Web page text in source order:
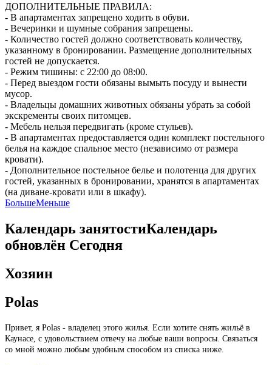
ДОПОЛНИТЕЛЬНЫЕ ПРАВИЛА:
- В апартаментах запрещено ходить в обуви.
- Вечеринки и шумные собрания запрещены.
- Количество гостей должно соответствовать количеству,
указанному в бронировании. Размещение дополнительных
гостей не допускается.
- Режим тишины: с 22:00 до 08:00.
- Перед выездом гости обязаны вымыть посуду и вынести
мусор.
- Владельцы домашних животных обязаны убрать за собой
экскременты своих питомцев.
- Мебель нельзя передвигать (кроме стульев).
- В апартаментах предоставляется один комплект постельного
белья на каждое спальное место (независимо от размера
кровати).
- Дополнительное постельное белье и полотенца для других
гостей, указанных в бронировании, хранятся в апартаментах
(на диване-кровати или в шкафу).
БольшеМеньше
Календарь занятостиКалендарь
обновлён Сегодня
Хозяин
Polas
Привет, я Polas - владелец этого жилья. Если хотите снять жильё в
Каунасе, с удовольствием отвечу на любые ваши вопросы. Связаться
со мной можно любым удобным способом из списка ниже.